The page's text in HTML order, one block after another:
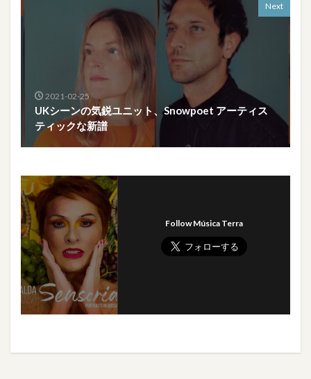
Next
2021-02-25
UKシーンの気鋭ユニット、Snowpoet アーティス
ティックな新譜
Follow Música Terra